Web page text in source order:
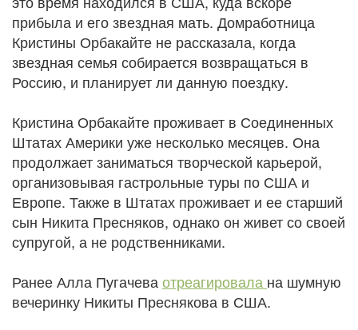
прибыла и его звездная мать. Домработница
Кристины Орбакайте не рассказала, когда
звездная семья собирается возвращаться в
Россию, и планирует ли данную поездку.
Кристина Орбакайте проживает в Соединенных
Штатах Америки уже несколько месяцев. Она
продолжает заниматься творческой карьерой,
организовывая гастрольные туры по США и
Европе. Также в Штатах проживает и ее старший
сын Никита Пресняков, однако он живет со своей
супругой, а не родственниками.
Ранее Алла Пугачева отреагировала на шумную
вечеринку Никиты Преснякова в США.